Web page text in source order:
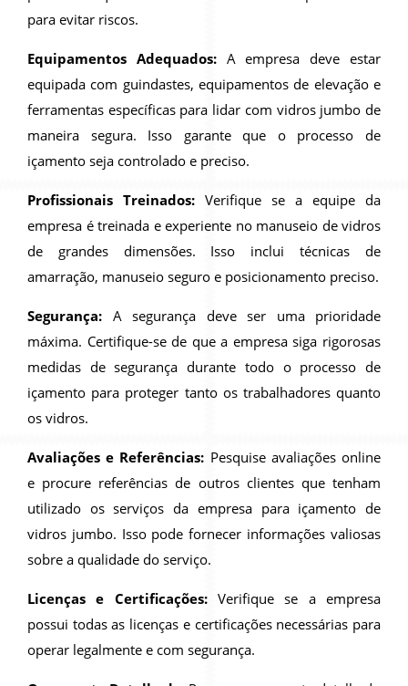
para evitar riscos.
Equipamentos Adequados:A empresa deve estar
equipada com guindastes, equipamentos de elevação e
ferramentas específicas para lidar com vidros jumbo de
maneira segura. Isso garante que o processo de
içamento seja controlado e preciso.
Profissionais Treinados: Verifique se a equipe da
empresa é treinada e experiente no manuseio de vidros
de grandes dimensões. Isso inclui técnicas de
amarração, manuseio seguro e posicionamento preciso.
Segurança: A segurança deve ser uma prioridade
máxima. Certifique-se de que a empresa siga rigorosas
medidas de segurança durante todo o processo de
içamento para proteger tanto os trabalhadores quanto
os vidros.
Avaliações e Referências: Pesquise avaliações online
e procure referências de outros clientes que tenham
utilizado os serviços da empresa para içamento de
vidros jumbo. Isso pode fornecer informações valiosas
sobre a qualidade do serviço.
Licenças e Certificações:Verifique se a empresa
possui todas as licenças e certificações necessárias para
operar legalmente e com segurança.